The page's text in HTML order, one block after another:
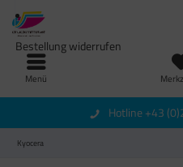
Menü
Bestellung widerrufen
Hotline +43
Kyocera